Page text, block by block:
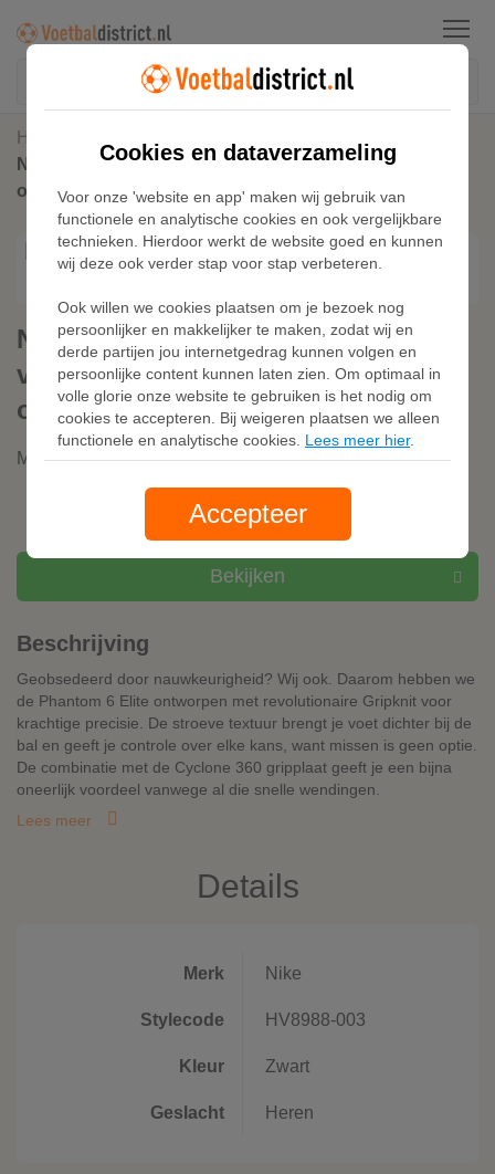
Menu
Home
Nike Phantom 6 Low Elite voetbalschoenen (zachte
ondergrond) - Zwart
Nike Phantom 6 Low Elite
voetbalschoenen (zachte
ondergrond) - Zwart
Merk:Nike
Bekijken
Beschrijving
Geobsedeerd door nauwkeurigheid? Wij ook. Daarom hebben we
de Phantom 6 Elite ontworpen met revolutionaire Gripknit voor
krachtige precisie. De stroeve textuur brengt je voet dichter bij de
bal en geeft je controle over elke kans, want missen is geen optie.
De combinatie met de Cyclone 360 gripplaat geeft je een bijna
oneerlijk voordeel vanwege al die snelle wendingen.
Lees meer
Details
Merk Nike
Stylecode HV8988-003
Kleur Zwart
Geslacht Heren
Cookies en dataverzameling
Voor onze 'website en app' maken wij gebruik van
functionele en analytische cookies en ook vergelijkbare
technieken. Hierdoor werkt de website goed en kunnen
wij deze ook verder stap voor stap verbeteren.
Ook willen we cookies plaatsen om je bezoek nog
persoonlijker en makkelijker te maken, zodat wij en
derde partijen jou internetgedrag kunnen volgen en
persoonlijke content kunnen laten zien. Om optimaal in
volle glorie onze website te gebruiken is het nodig om
cookies te accepteren. Bij weigeren plaatsen we alleen
functionele en analytische cookies. Lees meer hier.
Accepteer